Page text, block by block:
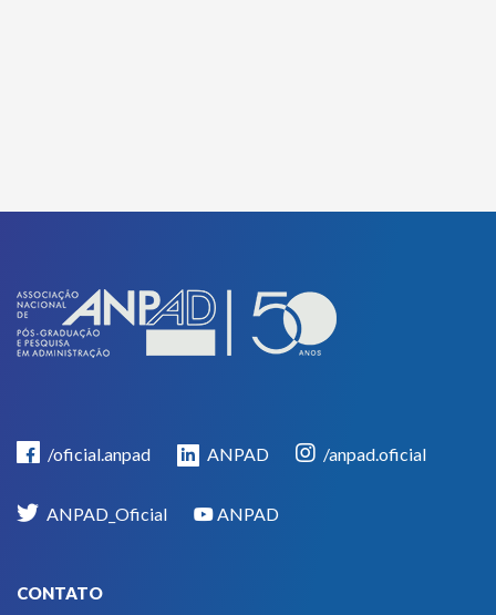
/oficial.anpad ANPAD /anpad.oficial
ANPAD_Oficial ANPAD
CONTATO